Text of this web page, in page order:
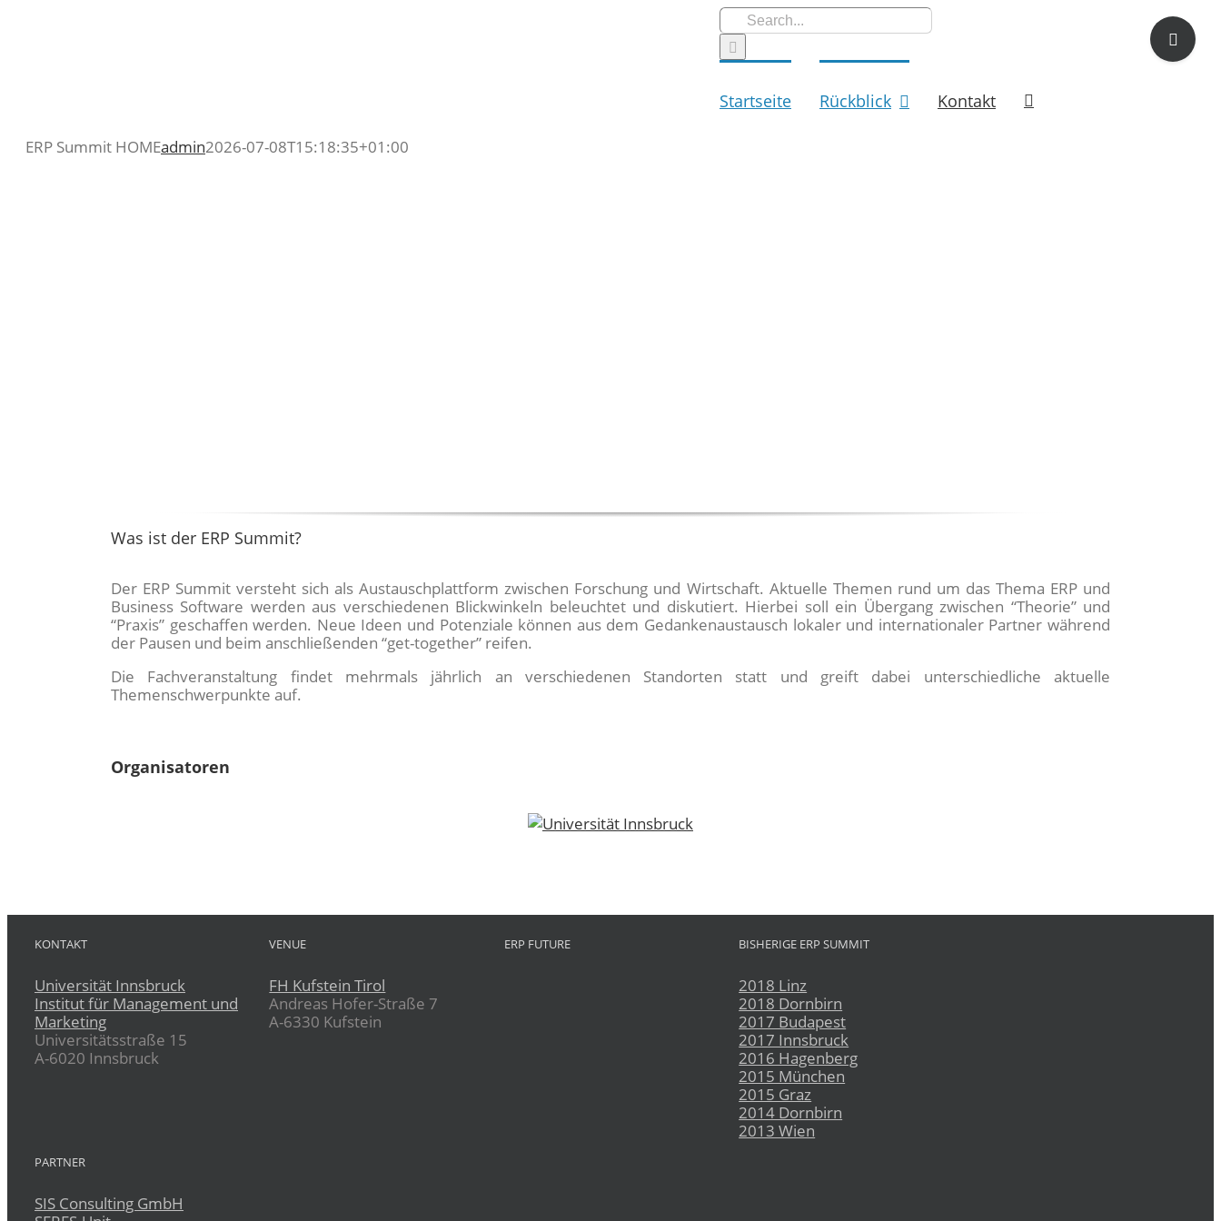
Search
for:
Startseite Rückblick Kontakt
ERP Summit HOMEadmin2026-07-08T15:18:35+01:00
Was ist der ERP Summit?
Der ERP Summit versteht sich als Austauschplattform zwischen Forschung und Wirtschaft. Aktuelle Themen rund um das Thema ERP und
Business Software werden aus verschiedenen Blickwinkeln beleuchtet und diskutiert. Hierbei soll ein Übergang zwischen “Theorie” und
“Praxis” geschaffen werden. Neue Ideen und Potenziale können aus dem Gedankenaustausch lokaler und internationaler Partner während
der Pausen und beim anschließenden “get-together” reifen.
Die Fachveranstaltung findet mehrmals jährlich an verschiedenen Standorten statt und greift dabei unterschiedliche aktuelle
Themenschwerpunkte auf.
Organisatoren
KONTAKT
Universität Innsbruck
Institut für Management und
Marketing
Universitätsstraße 15
A-6020 Innsbruck
VENUE
FH Kufstein Tirol
Andreas Hofer-Straße 7
A-6330 Kufstein
ERP FUTURE BISHERIGE ERP SUMMIT
2018 Linz
2018 Dornbirn
2017 Budapest
2017 Innsbruck
2016 Hagenberg
2015 München
2015 Graz
2014 Dornbirn
2013 Wien
PARTNER
SIS Consulting GmbH
Toggle
Sliding
Bar